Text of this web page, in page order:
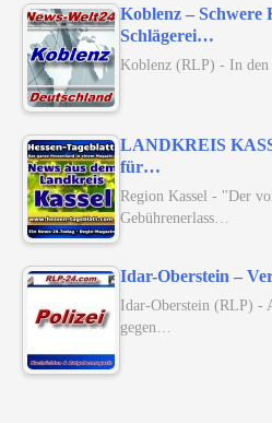
Koblenz – Schwere
Schlägerei…
Koblenz (RLP) - In den
LANDKREIS
für…
Region Kassel - "Der
Gebührenerlass…
Idar-Oberstein –
Idar-Oberstein (RLP) -
gegen…